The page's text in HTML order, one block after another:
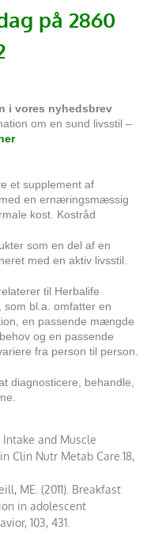
på 2860
i vores nyhedsbrev
om en sund livsstil –
et supplement af
en ernæringsmæssig
kost.
Kostråd
som en del af en
med en aktiv livsstil.
til Herbalife
bl.a. omfatter en
en passende mængde
og en passende
fra person til person.
diagnosticere, behandle,
Intake and Muscle
Clin Nutr Metab Care.18,
ME. (2011). Breakfast
in adolescent
103, 431.